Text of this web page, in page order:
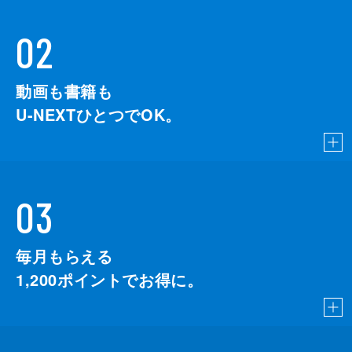
02
動画も書籍も
U-NEXTひとつでOK。
03
毎月もらえる
1,200ポイントでお得に。